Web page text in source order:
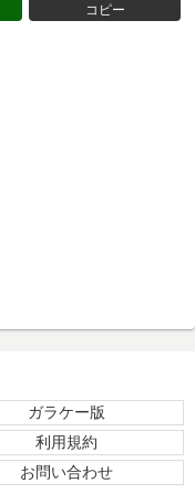
コピー
ガラケー版
利用規約
お問い合わせ